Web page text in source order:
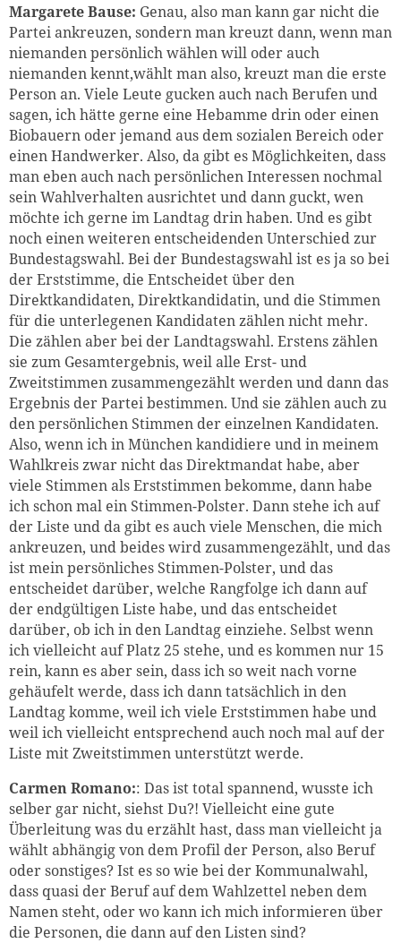
Margarete Bause: Genau, also man kann gar nicht die
Partei ankreuzen, sondern man kreuzt dann, wenn man
niemanden persönlich wählen will oder auch
niemanden kennt,wählt man also, kreuzt man die erste
Person an. Viele Leute gucken auch nach Berufen und
sagen, ich hätte gerne eine Hebamme drin oder einen
Biobauern oder jemand aus dem sozialen Bereich oder
einen Handwerker. Also, da gibt es Möglichkeiten, dass
man eben auch nach persönlichen Interessen nochmal
sein Wahlverhalten ausrichtet und dann guckt, wen
möchte ich gerne im Landtag drin haben. Und es gibt
noch einen weiteren entscheidenden Unterschied zur
Bundestagswahl. Bei der Bundestagswahl ist es ja so bei
der Erststimme, die Entscheidet über den
Direktkandidaten, Direktkandidatin, und die Stimmen
für die unterlegenen Kandidaten zählen nicht mehr.
Die zählen aber bei der Landtagswahl. Erstens zählen
sie zum Gesamtergebnis, weil alle Erst- und
Zweitstimmen zusammengezählt werden und dann das
Ergebnis der Partei bestimmen. Und sie zählen auch zu
den persönlichen Stimmen der einzelnen Kandidaten.
Also, wenn ich in München kandidiere und in meinem
Wahlkreis zwar nicht das Direktmandat habe, aber
viele Stimmen als Erststimmen bekomme, dann habe
ich schon mal ein Stimmen-Polster. Dann stehe ich auf
der Liste und da gibt es auch viele Menschen, die mich
ankreuzen, und beides wird zusammengezählt, und das
ist mein persönliches Stimmen-Polster, und das
entscheidet darüber, welche Rangfolge ich dann auf
der endgültigen Liste habe, und das entscheidet
darüber, ob ich in den Landtag einziehe. Selbst wenn
ich vielleicht auf Platz 25 stehe, und es kommen nur 15
rein, kann es aber sein, dass ich so weit nach vorne
gehäufelt werde, dass ich dann tatsächlich in den
Landtag komme, weil ich viele Erststimmen habe und
weil ich vielleicht entsprechend auch noch mal auf der
Liste mit Zweitstimmen unterstützt werde.
Carmen Romano:: Das ist total spannend, wusste ich
selber gar nicht, siehst Du?! Vielleicht eine gute
Überleitung was du erzählt hast, dass man vielleicht ja
wählt abhängig von dem Profil der Person, also Beruf
oder sonstiges? Ist es so wie bei der Kommunalwahl,
dass quasi der Beruf auf dem Wahlzettel neben dem
Namen steht, oder wo kann ich mich informieren über
die Personen, die dann auf den Listen sind?